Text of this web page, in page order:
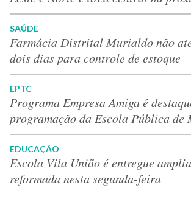
SAÚDE
Farmácia Distrital Murialdo não
dois dias para controle de estoque
EPTC
Programa Empresa Amiga é
programação da Escola Pública de
EDUCAÇÃO
Escola Vila União é entregue
reformada nesta segunda-feira